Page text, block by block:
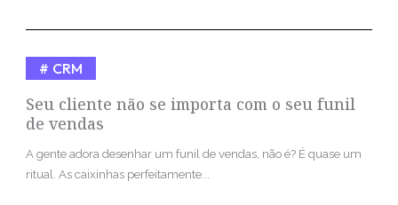
Seu cliente não se importa com o seu funil
de vendas
CRM
A gente adora desenhar um funil de vendas, não é? É quase um
ritual. As caixinhas perfeitamente...